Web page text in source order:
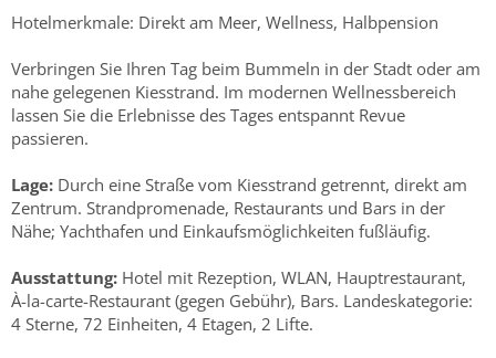
Hotelmerkmale: Direkt am Meer, Wellness, Halbpension
Verbringen Sie Ihren Tag beim Bummeln in der Stadt oder am
nahe gelegenen Kiesstrand. Im modernen Wellnessbereich
lassen Sie die Erlebnisse des Tages entspannt Revue
passieren.
Lage: Durch eine Straße vom Kiesstrand getrennt, direkt am
Zentrum. Strandpromenade, Restaurants und Bars in der
Nähe; Yachthafen und Einkaufsmöglichkeiten fußläufig.
Ausstattung: Hotel mit Rezeption, WLAN, Hauptrestaurant,
À-la-carte-Restaurant (gegen Gebühr), Bars. Landeskategorie:
4 Sterne, 72 Einheiten, 4 Etagen, 2 Lifte.